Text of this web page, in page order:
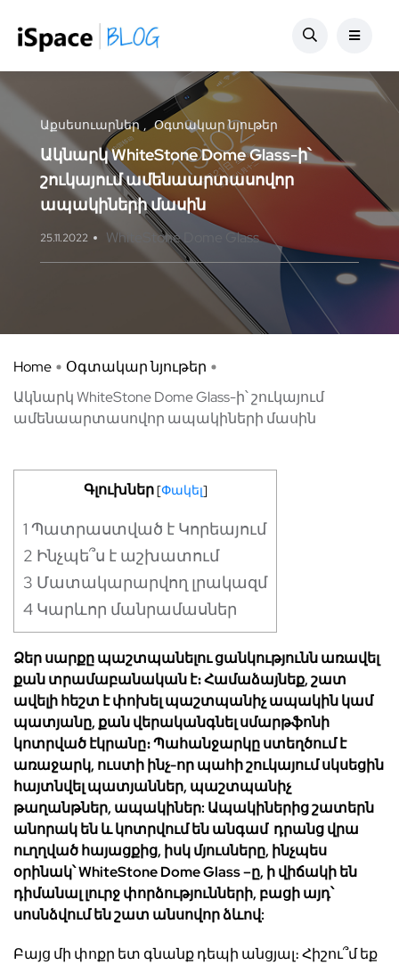
Աքսեսուարներ Օգտակար նյութեր
Ակնարկ WhiteStone Dome Glass-ի՝
շուկայում ամենաարտասովոր
ապակիների մասին
25.11.2022 WhiteStone Dome Glass
Home
Օգտակար նյութեր
Ակնարկ WhiteStone Dome Glass-ի՝ շուկայում
ամենաարտասովոր ապակիների մասին
Գլուխներ[Փակել]
1 Պատրաստված է Կորեայում
2 Ինչպե՞ս է աշխատում
3 Մատակարարվող լրակազմ
4 Կարևոր մանրամասներ
Ձեր սարքը պաշտպանելու ցանկությունն առավել
քան տրամաբանական է։ Համաձայնեք, շատ
ավելի հեշտ է փոխել պաշտպանիչ ապակին կամ
պատյանը, քան վերականգնել սմարթֆոնի
կոտրված էկրանը։ Պահանջարկը ստեղծում է
առաջարկ, ուստի ինչ-որ պահի շուկայում սկսեցին
հայտնվել պատյաններ, պաշտպանիչ
թաղանթներ, ապակիներ: Ապակիներից շատերն
անորակ են և կոտրվում են անգամ դրանց վրա
ուղղված հայացքից, իսկ մյուսները, ինչպես
օրինակ՝WhiteStone Dome Glass–ը, ի վիճակի են
դիմանալ լուրջ փորձությունների, բացի այդ՝
սոսնձվում են շատ անսովոր ձևով:
Բայց մի փոքր ետ գնանք դեպի անցյալ։ Հիշու՞մ եք